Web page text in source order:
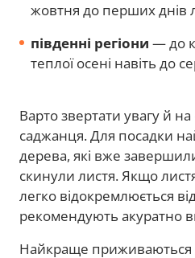
жовтня до перших днів
південні регіони — до
теплої осені навіть до
Варто звертати увагу й
саджанця. Для посадки
дерева, які вже
скинули листя. Якщо
легко відокремлюється
рекомендують акуратно
Найкраще приживаються